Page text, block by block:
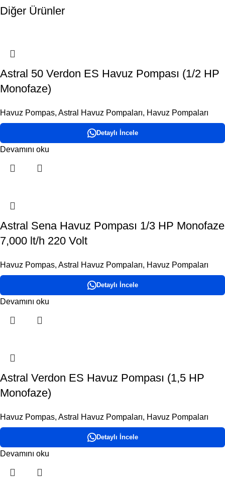
Diğer Ürünler
Astral 50 Verdon ES Havuz Pompası (1/2 HP
Monofaze)
Havuz Pompas, Astral Havuz Pompaları, Havuz Pompaları
Detaylı İncele
Devamını oku
Astral Sena Havuz Pompası 1/3 HP Monofaze
7,000 lt/h 220 Volt
Havuz Pompas, Astral Havuz Pompaları, Havuz Pompaları
Detaylı İncele
Devamını oku
Astral Verdon ES Havuz Pompası (1,5 HP
Monofaze)
Havuz Pompas, Astral Havuz Pompaları, Havuz Pompaları
Detaylı İncele
Devamını oku